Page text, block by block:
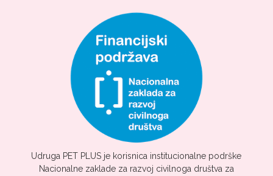
Udruga PET PLUS je korisnica institucionalne podrške
Nacionalne zaklade za razvoj civilnoga društva za